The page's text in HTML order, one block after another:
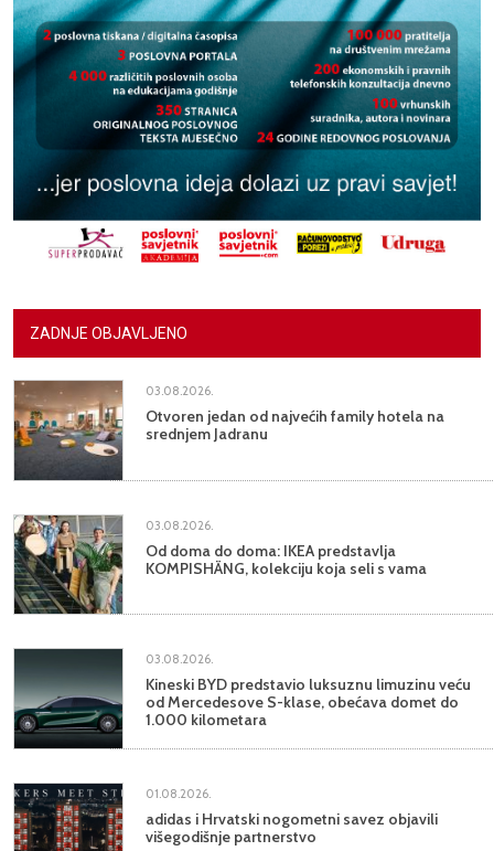
ZADNJE OBJAVLJENO
03.08.2026.
Otvoren jedan od najvećih family hotela na
srednjem Jadranu
03.08.2026.
Od doma do doma: IKEA predstavlja
KOMPISHÄNG, kolekciju koja seli s vama
03.08.2026.
Kineski BYD predstavio luksuznu limuzinu veću
od Mercedesove S-klase, obećava domet do
1.000 kilometara
01.08.2026.
adidas i Hrvatski nogometni savez objavili
višegodišnje partnerstvo